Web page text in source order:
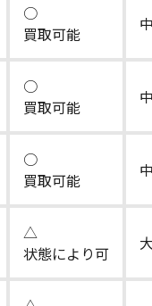
○
買取可能
○
買取可能
○
買取可能
△
状態により可